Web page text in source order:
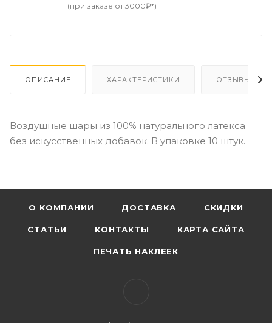
(при заказе от 3000₽*)
ОПИСАНИЕ ХАРАКТЕРИСТИКИ ОТЗЫВЫ
Воздушные шары из 100% натурального латекса
без искусственных добавок. В упаковке 10 штук.
О КОМПАНИИ ДОСТАВКА СКИДКИ
СТАТЬИ КОНТАКТЫ КАРТА САЙТА
ПЕЧАТЬ НАКЛЕЕК